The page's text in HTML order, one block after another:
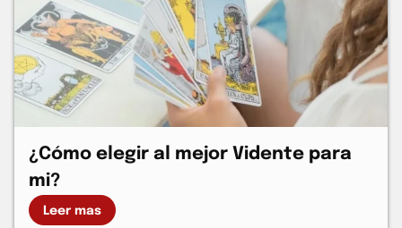
¿Cómo elegir al mejor Vidente para
mi?
Leer mas